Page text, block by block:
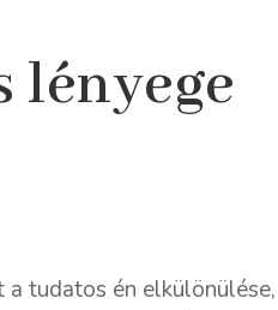
lényege
tudatos én